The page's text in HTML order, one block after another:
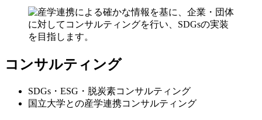
コンサルティング
SDGs・ESG・脱炭素コンサルティング
国立大学との産学連携コンサルティング